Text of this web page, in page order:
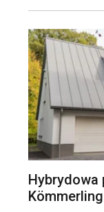
Hybrydowa